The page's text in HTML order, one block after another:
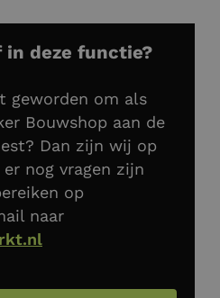
deze functie?
geworden om als
Bouwshop aan de
Dan zijn wij op
nog vragen zijn
op
naar